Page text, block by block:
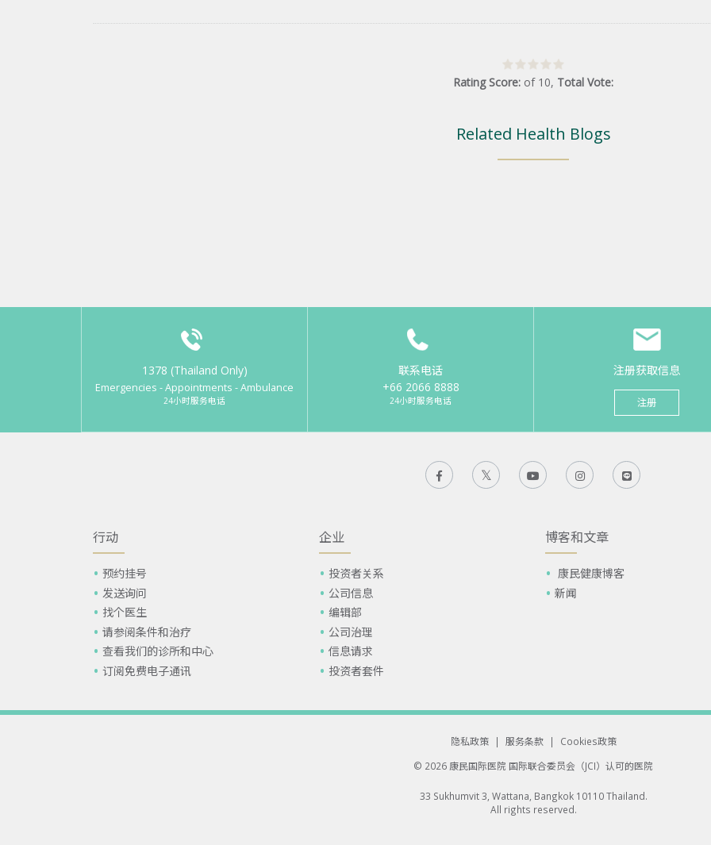
Rating Score: of 10, Total Vote:
Related Health Blogs
1378 (Thailand Only)
Emergencies - Appointments - Ambulance
24小时服务电话
联系电话
+66 2066 8888
24小时服务电话
注册获取信息
注册
行动
预约挂号
发送询问
找个医生
请参阅条件和治疗
查看我们的诊所和中心
订阅免费电子通讯
企业
投资者关系
公司信息
编辑部
公司治理
信息请求
投资者套件
博客和文章
康民健康博客
新闻
隐私政策 | 服务条款 |
Cookies政策
© 2026 康民国际医院 国际联合委员会（JCI）认可的医院
33 Sukhumvit 3, Wattana, Bangkok 10110 Thailand.
All rights reserved.